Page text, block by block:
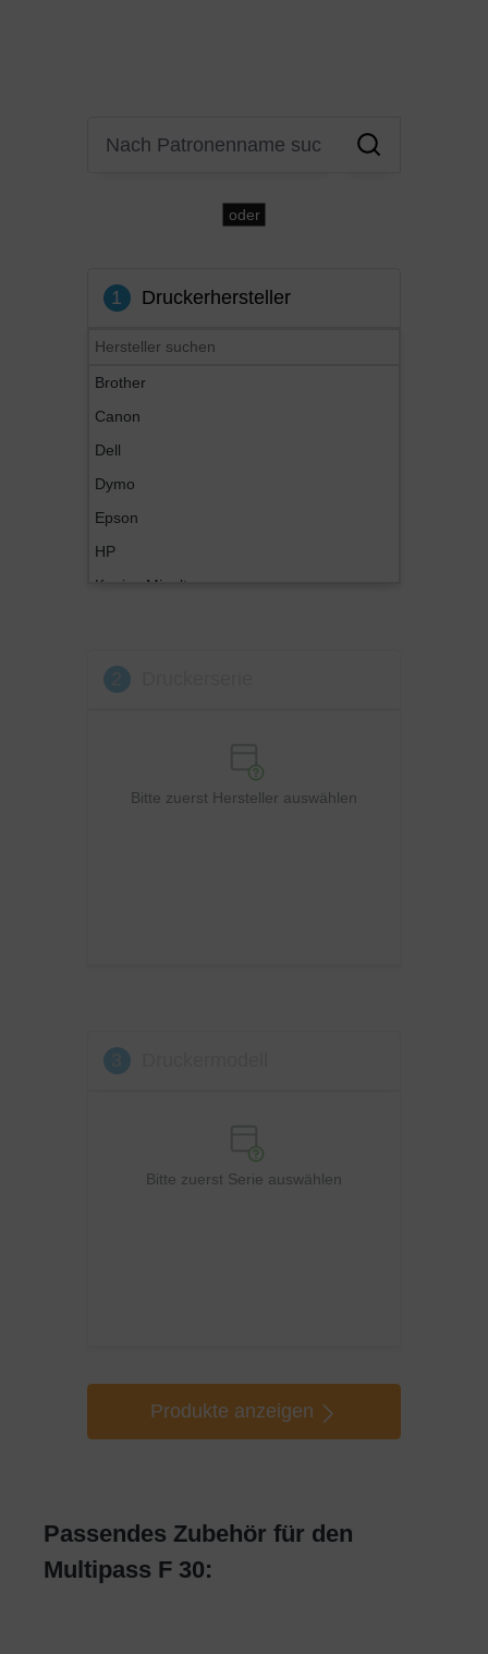
oder
1 Druckerhersteller
Brother
Canon
Dell
Dymo
Epson
HP
Konica Minolta
OKI
Bitte zuerst Hersteller auswählen
Bitte zuerst Serie auswählen
Produkte anzeigen
Passendes Zubehör für den
Multipass F 30: